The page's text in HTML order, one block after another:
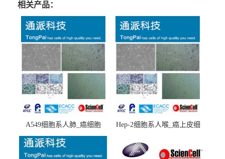
相关产品：
A549细胞系人肺_癌细胞
(A549细胞)
Hep-2细胞系人喉_癌上皮细